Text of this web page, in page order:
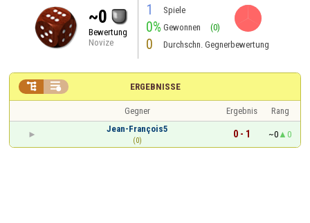
~0
Bewertung
Novize
1 Spiele
0% Gewonnen (0)
0 Durchschn. Gegnerbewertung
ERGEBNISSE
 
Gegner Ergebnis
Rang
Jean-François5
(0)
0 - 1 ~0 0